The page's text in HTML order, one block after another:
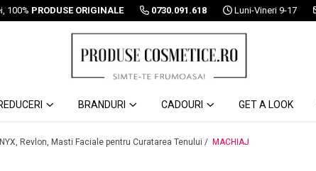
100% PRODUSE ORIGINALE 0730.091.618 Luni-Vineri 9-17
BRANDURI CADOURI GET A LOOK
Revlon, Masti Faciale pentru Curatarea Tenului / MACHIAJ